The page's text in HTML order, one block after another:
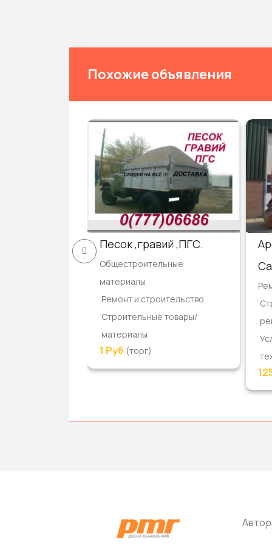
Похожие объявления
Песок ,гравий ,ПГС.
Общестроительные
материалы
Ремонт и строительство
Строительные товары/
материалы
1 Руб (торг)